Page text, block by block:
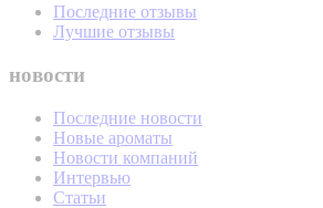
Последние отзывы
Лучшие отзывы
новости
Последние новости
Новые ароматы
Новости компаний
Интервью
Статьи